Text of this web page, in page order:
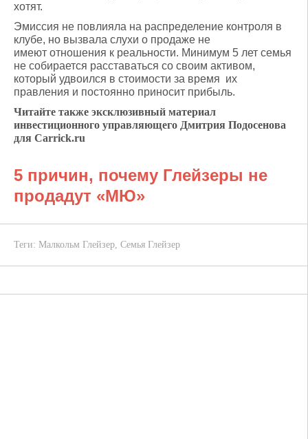
хотят.
Эмиссия не повлияла на распределение контроля в
клубе, но вызвала слухи о продаже не
имеют отношения к реальности. Минимум 5 лет семья
не собирается расставаться со своим активом,
который удвоился в стоимости за время их
правления и постоянно приносит прибыль.
Читайте также эксклюзивный материал
инвестиционного управляющего Дмитрия Подосенова
для Carrick.ru
5 причин, почему Глейзеры не
продадут «МЮ»
Теги: Малкольм Глейзер, Семья Глейзер